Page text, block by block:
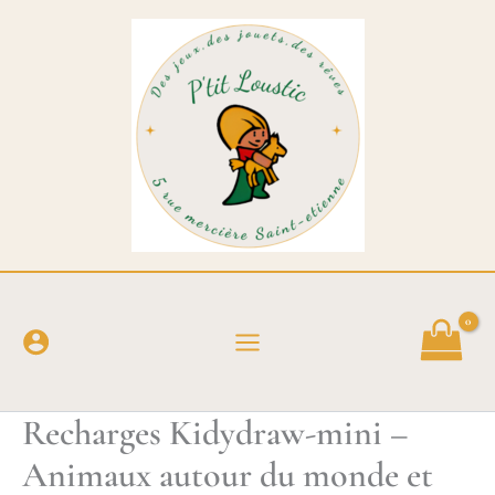
Recharges Kidydraw-mini –
Animaux autour du monde et